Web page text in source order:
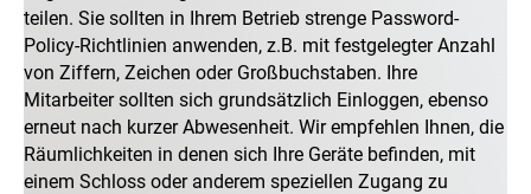
teilen. Sie sollten in Ihrem Betrieb strenge Password-
Policy-Richtlinien anwenden, z.B. mit festgelegter Anzahl
von Ziffern, Zeichen oder Großbuchstaben. Ihre
Mitarbeiter sollten sich grundsätzlich Einloggen, ebenso
erneut nach kurzer Abwesenheit. Wir empfehlen Ihnen, die
Räumlichkeiten in denen sich Ihre Geräte befinden, mit
einem Schloss oder anderem speziellen Zugang zu